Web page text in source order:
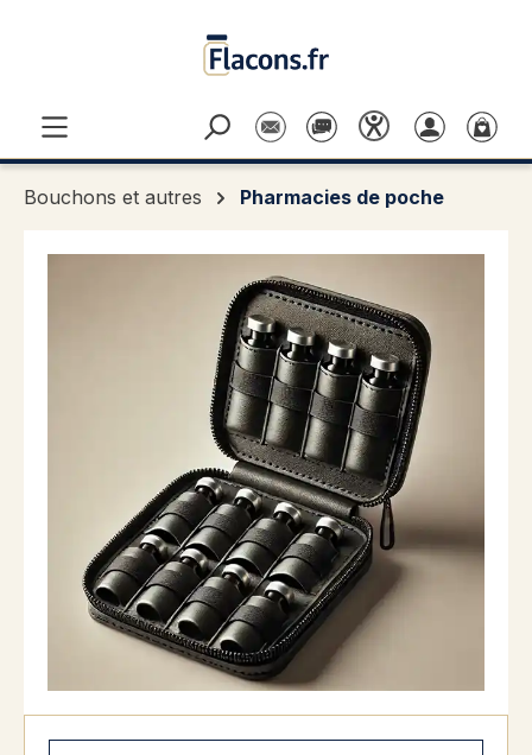
Bouchons et autres Pharmacies de poche